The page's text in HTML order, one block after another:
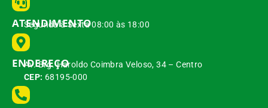
ATENDIMENTO
Segunda à Sexta 08:00 às 18:00
ENDEREÇO
Av. Brg. Haroldo Coimbra Veloso, 34 – Centro
CEP: 68195-000